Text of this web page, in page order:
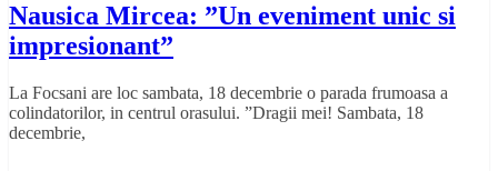
Nausica Mircea: ”Un eveniment unic si
impresionant”
La Focsani are loc sambata, 18 decembrie o parada frumoasa a
colindatorilor, in centrul orasului. ”Dragii mei! Sambata, 18
decembrie,